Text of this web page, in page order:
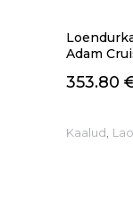
Adam
353.80
Kaalud